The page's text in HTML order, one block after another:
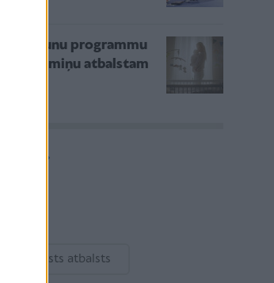
jaunu programmu
māmiņu atbalstam
Valsts atbalsts